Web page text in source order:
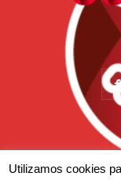
Utilizamos cookies